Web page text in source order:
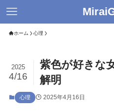
ホーム 心理
紫色が好きな
解明
2025
4/16
心理 2025年4月16日